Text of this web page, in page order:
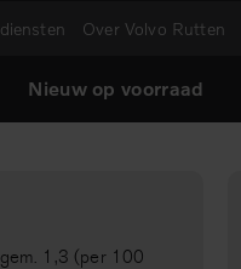
Over Volvo Rutten
Nieuw op voorraad
1,3 (per 100